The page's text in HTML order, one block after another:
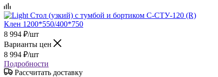
8 994 ₽/шт
Варианты цен
8 994 ₽/шт
Подробности
Рассчитать доставку